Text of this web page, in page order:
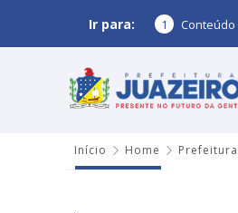
Ir para: 1 Conteúdo
Início Home